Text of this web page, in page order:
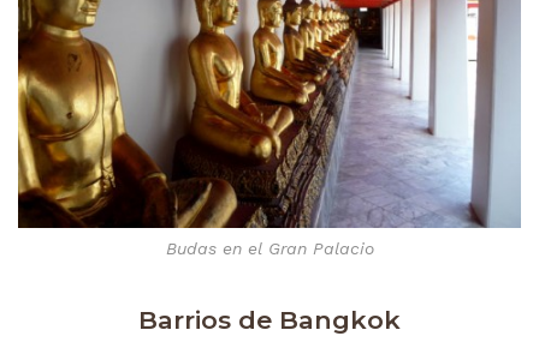
Budas en el Gran Palacio
Barrios de Bangkok